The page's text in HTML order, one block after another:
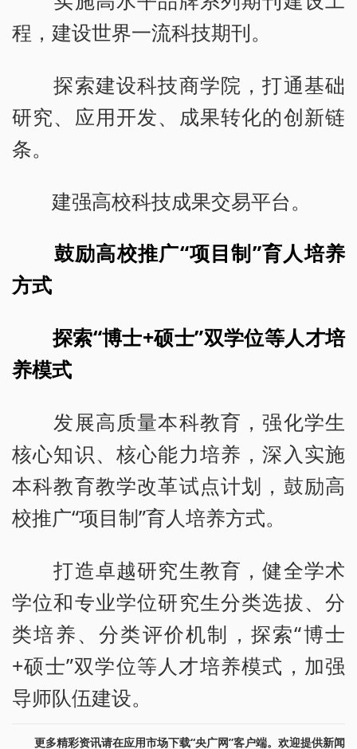
程，建设世界一流科技期刊。
探索建设科技商学院，打通基础
研究、应用开发、成果转化的创新链
条。
建强高校科技成果交易平台。
鼓励高校推广“项目制”育人培养
方式
探索“博士+硕士”双学位等人才培
养模式
发展高质量本科教育，强化学生
核心知识、核心能力培养，深入实施
本科教育教学改革试点计划，鼓励高
校推广“项目制”育人培养方式。
打造卓越研究生教育，健全学术
学位和专业学位研究生分类选拔、分
类培养、分类评价机制，探索“博士
+硕士”双学位等人才培养模式，加强
导师队伍建设。
更多精彩资讯请在应用市场下载“央广网”客户端。欢迎提供新闻